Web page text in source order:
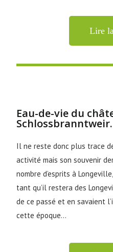
Lire
Eau-de-vie du
Schlossbranntweir.
Il ne reste donc plus trace
activité mais son souvenir
nombre d’esprits à
tant qu’il restera des
de ce passé et en savaient
cette époque…